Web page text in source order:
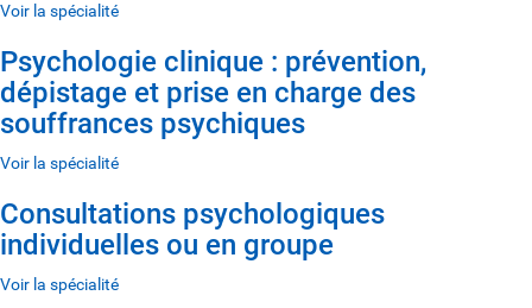
Voir la spécialité
Psychologie clinique : prévention,
dépistage et prise en charge des
souffrances psychiques
Voir la spécialité
Consultations psychologiques
individuelles ou en groupe
Voir la spécialité